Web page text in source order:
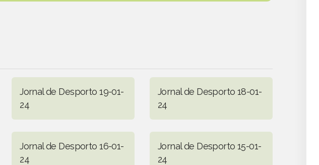
Jornal de Desporto 19-01-
24
Jornal de Desporto 18-01-
24
Jornal de Desporto 16-01-
24
Jornal de Desporto 15-01-
24